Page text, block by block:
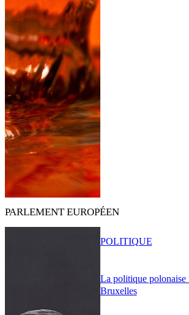
PARLEMENT EUROPÉEN
La politique polonaise
Bruxelles
POLITIQUE